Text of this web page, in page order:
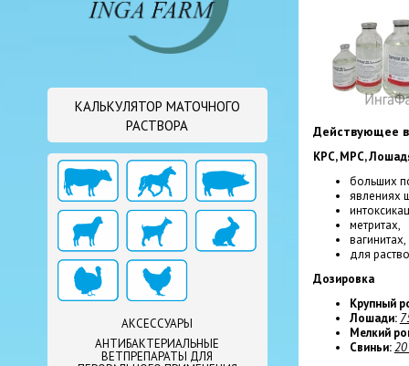
КАЛЬКУЛЯТОР МАТОЧНОГО
РАСТВОРА
АКСЕССУАРЫ
АНТИБАКТЕРИАЛЬНЫЕ
ВЕТПРЕПАРАТЫ ДЛЯ
Действующее
КРС, МРС,
больших
явлениях
метритах,
вагинитах,
для
Дозировка
Крупный
Лошади:
Мелкий
Свиньи: